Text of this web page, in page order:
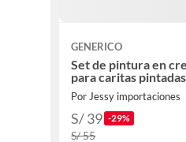
GENERICO
Set de pintura en
para caritas pintadas
Por Jessy importaciones
S/ 39 -29%
S/ 55